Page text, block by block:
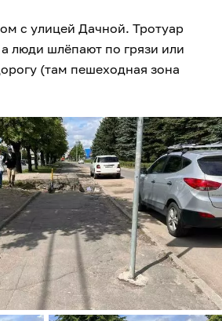
с улицей Дачной. Тротуар
а люди шлёпают по грязи или
(там пешеходная зона